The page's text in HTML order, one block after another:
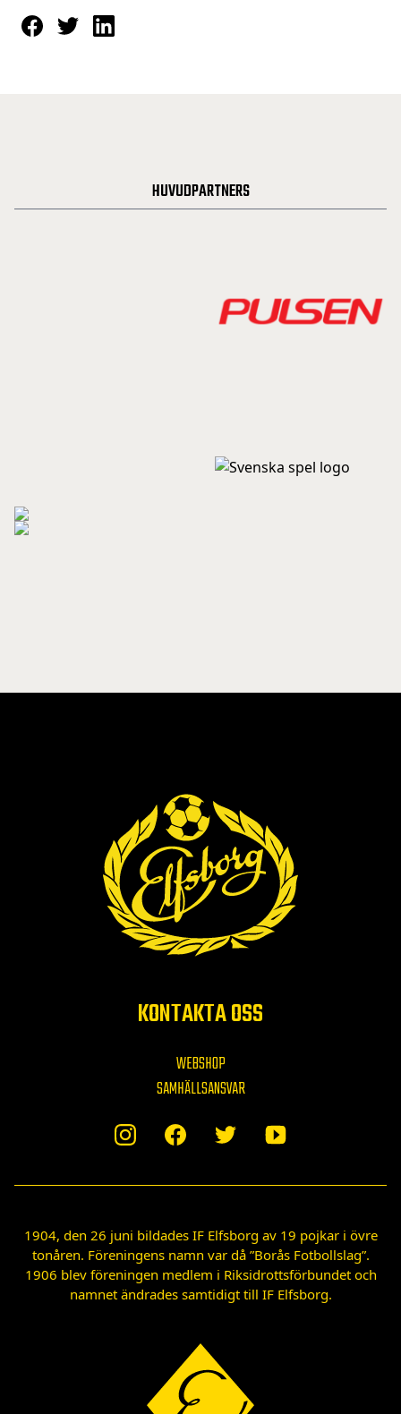
HUVUDPARTNERS
KONTAKTA OSS
WEBSHOP
SAMHÄLLSANSVAR
1904, den 26 juni bildades IF Elfsborg av 19 pojkar i övre
tonåren. Föreningens namn var då ”Borås Fotbollslag”.
1906 blev föreningen medlem i Riksidrottsförbundet och
namnet ändrades samtidigt till IF Elfsborg.